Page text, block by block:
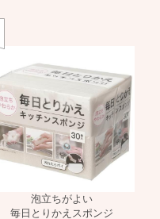
泡立ちがよい
毎日とりかえスポンジ